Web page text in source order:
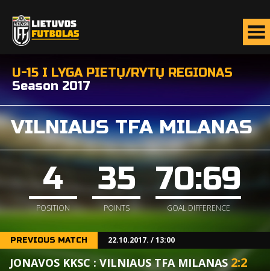
U-15 I LYGA PIETŲ/RYTŲ REGIONAS
Season 2017
VILNIAUS TFA MILANAS
4
POSITION
35
POINTS
70:69
GOAL DIFFERENCE
PREVIOUS MATCH 22.10.2017. / 13:00
JONAVOS KKSC : VILNIAUS TFA MILANAS2:2